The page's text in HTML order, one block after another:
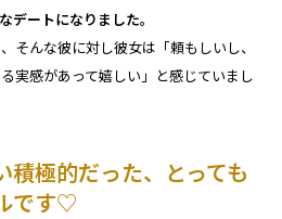
デートになりました。
そんな彼に対し彼女は「頼もしいし、
実感があって嬉しい」と感じていまし
積極的だった、とっても
です♡